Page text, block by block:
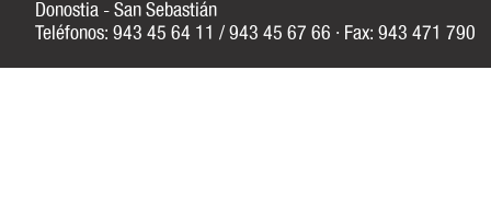
Donostia - San Sebastián
Teléfonos: 943 45 64 11 / 943 45 67 66 · Fax: 943 471 790